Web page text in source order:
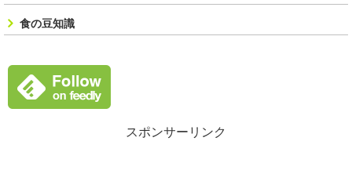
食の豆知識
スポンサーリンク